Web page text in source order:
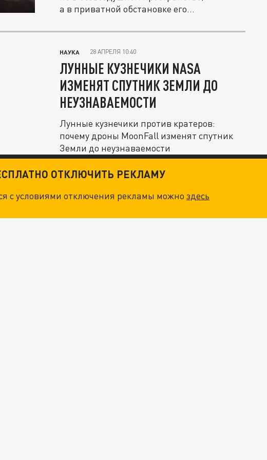
а в приватной обстановке его
НАУКА 28 АПРЕЛЯ 10:40
ЛУННЫЕ КУЗНЕЧИКИ NASA
ИЗМЕНЯТ СПУТНИК ЗЕМЛИ ДО
НЕУЗНАВАЕМОСТИ
Лунные кузнечики против кратеров:
почему дроны MoonFall изменят спутник
Земли до неузнаваемости
ОТКЛЮЧИТЬ РЕКЛАМУ
с условиями отключения рекламы можноздесь